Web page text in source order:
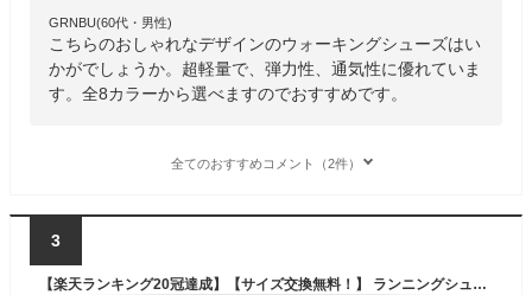
GRNBU(60代・男性)
こちらのおしゃれなデザインのウォーキングシューズはい
かがでしょうか。超軽量で、弾力性、通気性に優れていま
す。全8カラーから選べますのでおすすめです。
全てのおすすめコメント（2件）
3
【楽天ランキング20冠達成】【サイズ交換無料！】 ランニングシューズ ウォーキングシューズ スニーカー メンズ 靴 レディース 幅広 おしゃれ シューズ スポーツシューズ 運動靴 ジョギングシューズ きれいめ 幅広 黒 体育館シューズ 大人 ランシュー カジュアルシューズ